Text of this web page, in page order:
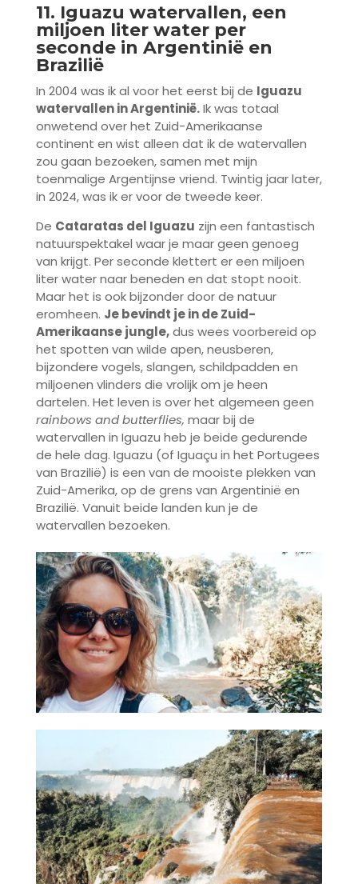
11. Iguazu watervallen, een
miljoen liter water per
seconde in Argentinië en
Brazilië
In 2004 was ik al voor het eerst bij de Iguazu
watervallen in Argentinië.Ik was totaal
onwetend over het Zuid-Amerikaanse
continent en wist alleen dat ik de watervallen
zou gaan bezoeken, samen met mijn
toenmalige Argentijnse vriend. Twintig jaar later,
in 2024, was ik er voor de tweede keer.
De Cataratas del Iguazu zijn een fantastisch
natuurspektakel waar je maar geen genoeg
van krijgt. Per seconde klettert er een miljoen
liter water naar beneden en dat stopt nooit.
Maar het is ook bijzonder door de natuur
eromheen. Je bevindt je in de Zuid-
Amerikaanse jungle,dus wees voorbereid op
het spotten van wilde apen, neusberen,
bijzondere vogels, slangen, schildpadden en
miljoenen vlinders die vrolijk om je heen
dartelen. Het leven is over het algemeen geen
rainbows and butterflies, maar bij de
watervallen in Iguazu heb je beide gedurende
de hele dag. Iguazu (of Iguaçu in het Portugees
van Brazilië) is een van de mooiste plekken van
Zuid-Amerika, op de grens van Argentinië en
Brazilië. Vanuit beide landen kun je de
watervallen bezoeken.